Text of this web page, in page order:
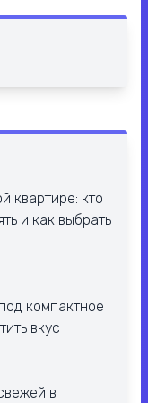
квартире: кто
и как выбрать
компактное
вкус
в